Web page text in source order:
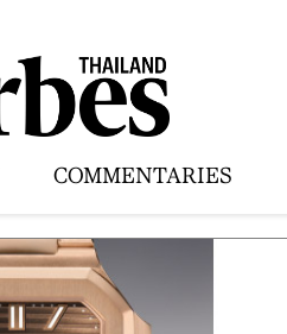
COMMENTARIES